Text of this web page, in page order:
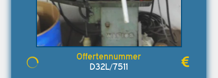
D32L/7511